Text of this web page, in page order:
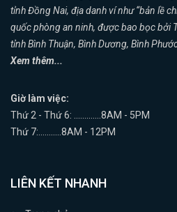
tỉnh Đồng Nai, địa danh ví như “bản lề
quốc phòng an ninh, được bao bọc bởi
tỉnh Bình Thuận, Bình Dương, Bình
Xem thêm...
Giờ làm việc:
Thứ 2 - Thứ 6: .............8AM - 5PM
Thứ 7:...........8AM - 12PM
LIÊN KẾT NHANH